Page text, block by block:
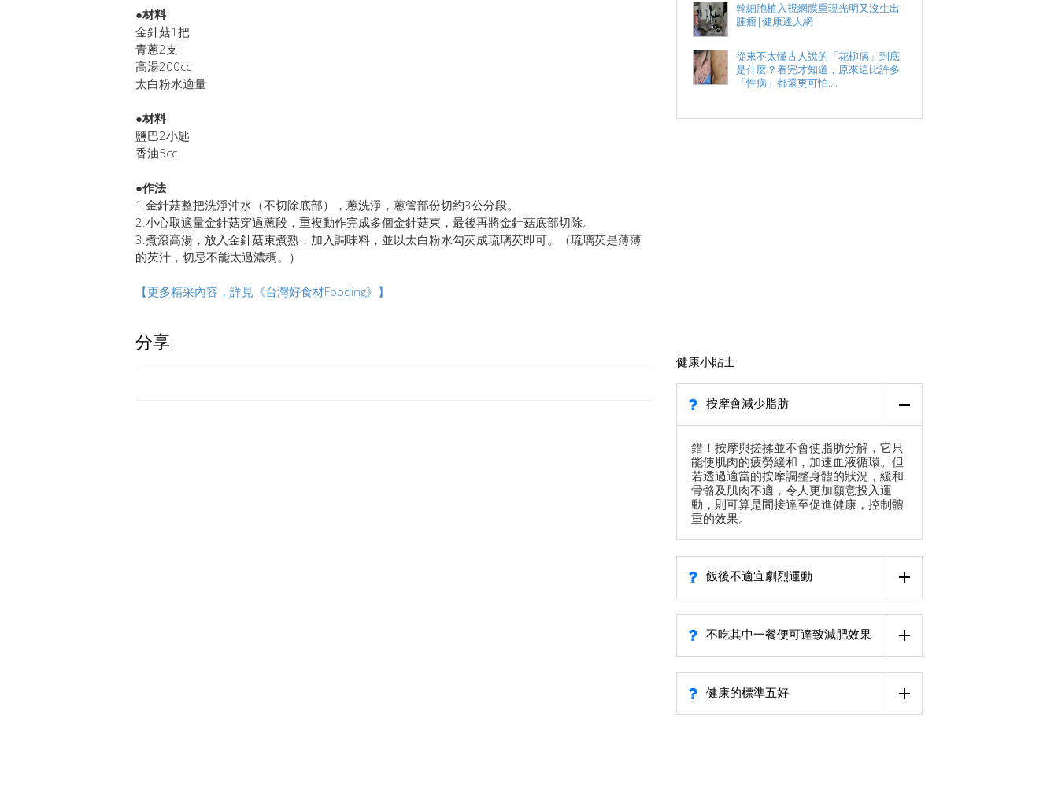
●材料
金針菇1把
青蔥2支
高湯200cc
太白粉水適量
●材料
鹽巴2小匙
香油5cc
●作法
1.金針菇整把洗淨沖水（不切除底部），蔥洗淨，蔥管部份切約3公分段。
2.小心取適量金針菇穿過蔥段，重複動作完成多個金針菇束，最後再將金針菇底部切除。
3.煮滾高湯，放入金針菇束煮熟，加入調味料，並以太白粉水勾芡成琉璃芡即可。（琉璃芡是薄薄
的芡汁，切忌不能太過濃稠。）
【更多精采內容，詳見《台灣好食材Fooding》】
分享:
幹細胞植入視網膜重現光明又沒生出
腫瘤|健康達人網
從來不太懂古人說的「花柳病」到底
是什麼？看完才知道，原來這比許多
「性病」都還更可怕....
健康小貼士
按摩會減少脂肪
錯！按摩與搓揉並不會使脂肪分解，它只
能使肌肉的疲勞緩和，加速血液循環。但
若透過適當的按摩調整身體的狀況，緩和
骨骼及肌肉不適，令人更加願意投入運
動，則可算是間接達至促進健康，控制體
重的效果。
飯後不適宜劇烈運動
不吃其中一餐便可達致減肥效果
健康的標準五好